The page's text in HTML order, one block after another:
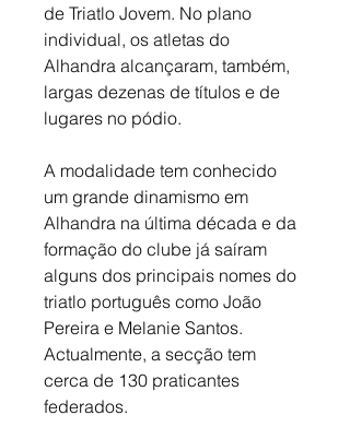
de Triatlo Jovem. No plano
individual, os atletas do
Alhandra alcançaram, também,
largas dezenas de títulos e de
lugares no pódio.
A modalidade tem conhecido
um grande dinamismo em
Alhandra na última década e da
formação do clube já saíram
alguns dos principais nomes do
triatlo português como João
Pereira e Melanie Santos.
Actualmente, a secção tem
cerca de 130 praticantes
federados.